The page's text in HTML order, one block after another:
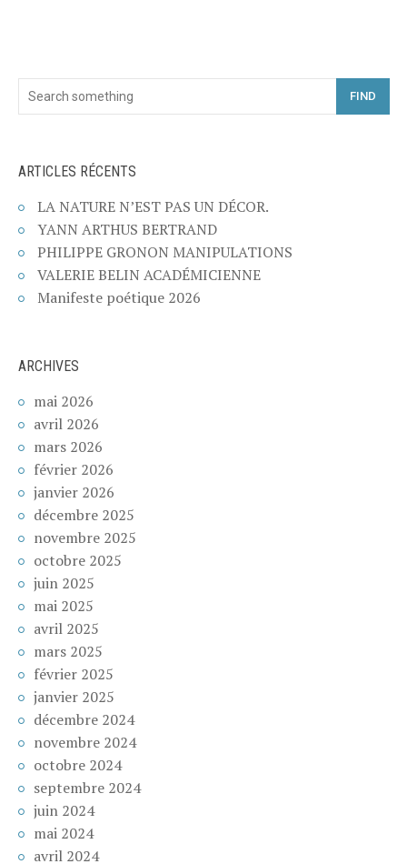
FIND
ARTICLES RÉCENTS
LA NATURE N’EST PAS UN DÉCOR.
YANN ARTHUS BERTRAND
PHILIPPE GRONON MANIPULATIONS
VALERIE BELIN ACADÉMICIENNE
Manifeste poétique 2026
ARCHIVES
mai 2026
avril 2026
mars 2026
février 2026
janvier 2026
décembre 2025
novembre 2025
octobre 2025
juin 2025
mai 2025
avril 2025
mars 2025
février 2025
janvier 2025
décembre 2024
novembre 2024
octobre 2024
septembre 2024
juin 2024
mai 2024
avril 2024